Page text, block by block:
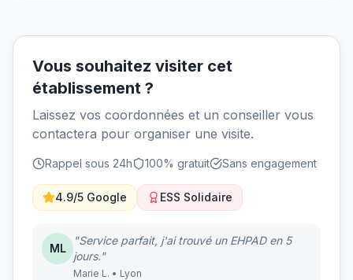
Vous souhaitez visiter cet
établissement ?
Laissez vos coordonnées et un conseiller vous
contactera pour organiser une visite.
Rappel sous 24h 100% gratuit Sans engagement
4.9/5 Google ESS Solidaire
ML
"Service parfait, j'ai trouvé un EHPAD en 5
jours."
Marie L. • Lyon